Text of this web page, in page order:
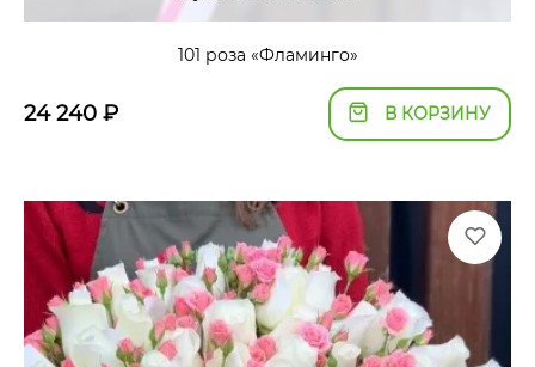
101 роза «Фламинго»
24 240 ₽ В КОРЗИНУ